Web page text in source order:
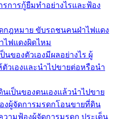
การกู้ยืมทำอย่างไรและฟ้อง
กฎหมาย ขับรถชนคนฝ่าไฟแดง
ไฟแดงผิดไหม
ของตัวเองมีผลอย่างไร ผู้
วเองและนำไปขายต่อหรือนำ
เป็นของตนเองแล้วนำไปขาย
งผู้จัดการมรดกโอนขายที่ดิน
ามฟ้องผู้จัดการมรดก ประเด็น